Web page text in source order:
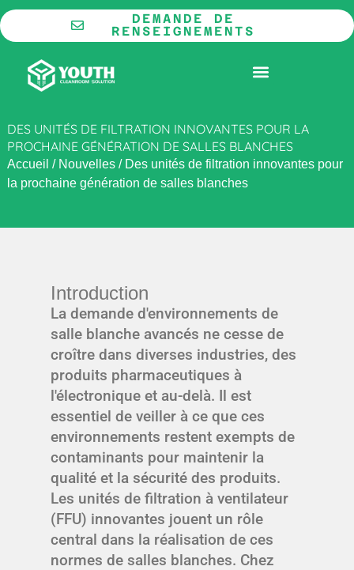
Aller
au
contenu
DEMANDE DE
RENSEIGNEMENTS
DES UNITÉS DE FILTRATION INNOVANTES POUR LA
PROCHAINE GÉNÉRATION DE SALLES BLANCHES
Accueil / Nouvelles/ Des unités de filtration innovantes pour
la prochaine génération de salles blanches
Introduction
La demande d'environnements de
salle blanche avancés ne cesse de
croître dans diverses industries, des
produits pharmaceutiques à
l'électronique et au-delà. Il est
essentiel de veiller à ce que ces
environnements restent exempts de
contaminants pour maintenir la
qualité et la sécurité des produits.
Les unités de filtration à ventilateur
(FFU) innovantes jouent un rôle
central dans la réalisation de ces
normes de salles blanches. Chez